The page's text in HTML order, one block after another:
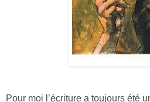
Pour moi l’écriture a toujours été